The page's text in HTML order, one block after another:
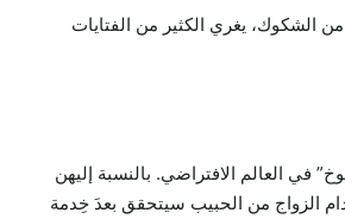
الشكوك، يغري الكثير من الفتايات
في العالم الافتراضي. بالنسبة إليهن
الزواج من الحبيب سيتحقق بعدَ خِدمة